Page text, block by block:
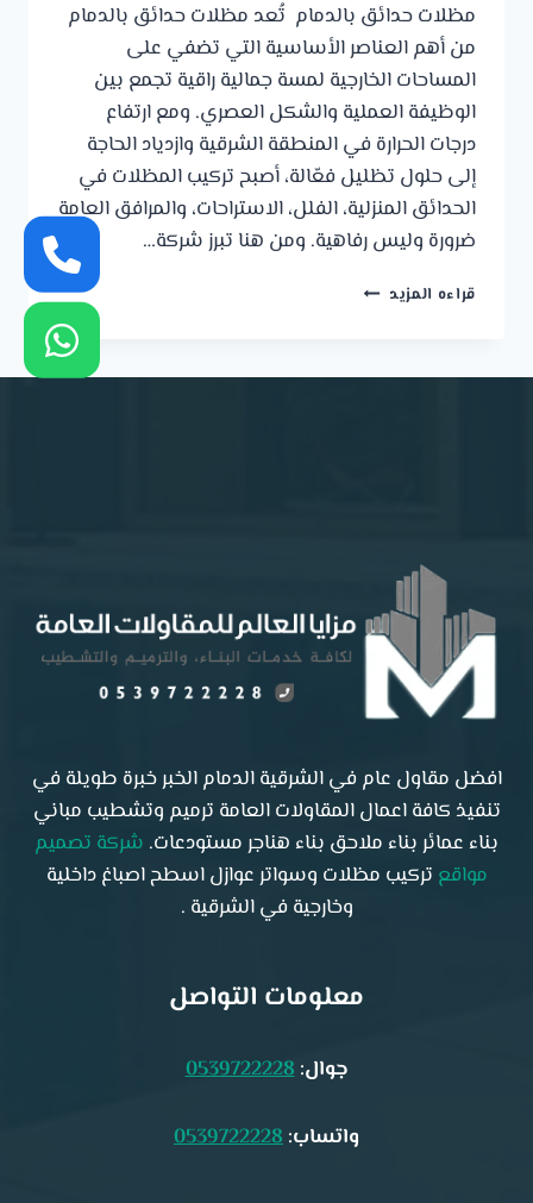
مظلات حدائق بالدمام تُعد مظلات حدائق بالدمام
من أهم العناصر الأساسية التي تضفي على
المساحات الخارجية لمسة جمالية راقية تجمع بين
الوظيفة العملية والشكل العصري. ومع ارتفاع
درجات الحرارة في المنطقة الشرقية وازدياد الحاجة
إلى حلول تظليل فعّالة، أصبح تركيب المظلات في
الحدائق المنزلية، الفلل، الاستراحات، والمرافق العامة
ضرورة وليس رفاهية. ومن هنا تبرز شركة…
قراءه المزيد مظلات
افضل مقاول عام في الشرقية الدمام الخبر خبرة طويلة في
تنفيذ كافة اعمال المقاولات العامة ترميم وتشطيب مباني
بناء عمائر بناء ملاحق بناء هناجر مستودعات. شركة تصميم
مواقع تركيب مظلات وسواتر عوازل اسطح اصباغ داخلية
وخارجية في الشرقية .
معلومات التواصل
جوال:0539722228
واتساب:0539722228